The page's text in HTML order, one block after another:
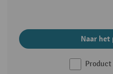
Naar het